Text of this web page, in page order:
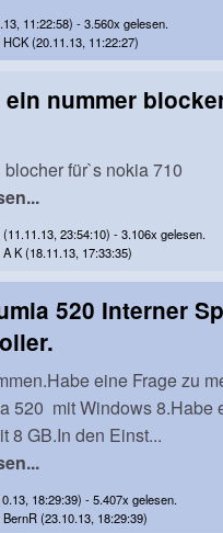
11:22:58) - 3.560x gelesen.
(20.11.13, 11:22:27)
nummer
für`s nokia 710
23:54:10) - 3.106x gelesen.
K (18.11.13, 17:33:35)
520 Interner
eine Frage zu
520 mit Windows 8.Habe
8 GB.In den Einst...
18:29:39) - 5.407x gelesen.
(23.10.13, 18:29:39)